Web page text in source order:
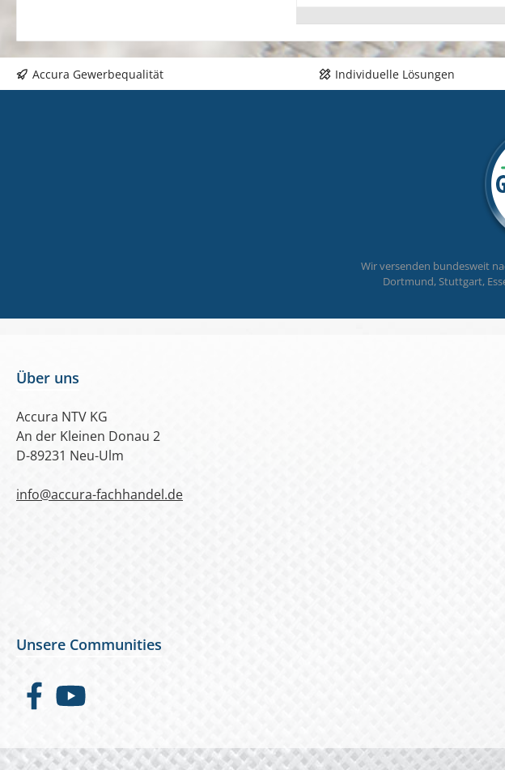
geklebt Eingearbeitete PP-
zur Verstärkung des Saums
Ösen alle 50 cm Ösen-
Durchmesser ca. 13 mm
für ständigen Außeneinsatz
Accura Gewerbequalität Individuelle Lösungen
Wir versenden bundesweit
Dortmund, Stuttgart,
Über uns
Accura NTV KG
An der Kleinen Donau 2
D-89231 Neu-Ulm
info@accura-fachhandel.de
Unsere Communities
FacebookYouTube